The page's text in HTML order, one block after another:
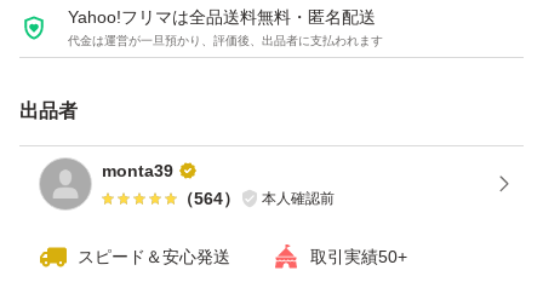
Yahoo!フリマは全品送料無料・匿名配送
代金は運営が一旦預かり、評価後、出品者に支払われます
出品者
monta39
（564） 本人確認前
スピード＆安心発送 取引実績50+